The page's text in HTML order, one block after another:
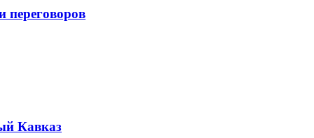
переговоров
Кавказ